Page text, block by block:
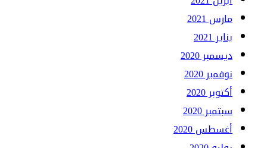
مارس 2021
يناير 2021
ديسمبر 2020
نوفمبر 2020
أكتوبر 2020
سبتمبر 2020
أغسطس 2020